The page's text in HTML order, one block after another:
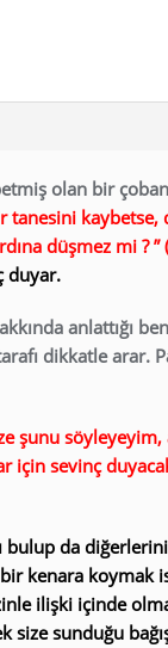
olan bir
tanesini kaybetse,
düşmez mi ? ”
duyar.
anlattığı
dikkatle arar.
şunu söyleyeyim,
için sevinç
bulup da diğerlerini
kenara koymak
ilişki içinde
size sunduğu